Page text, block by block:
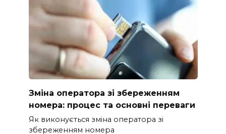
Зміна оператора зі збереженням
номера: процес та основні переваги
Як виконується зміна оператора зі
збереженням номера